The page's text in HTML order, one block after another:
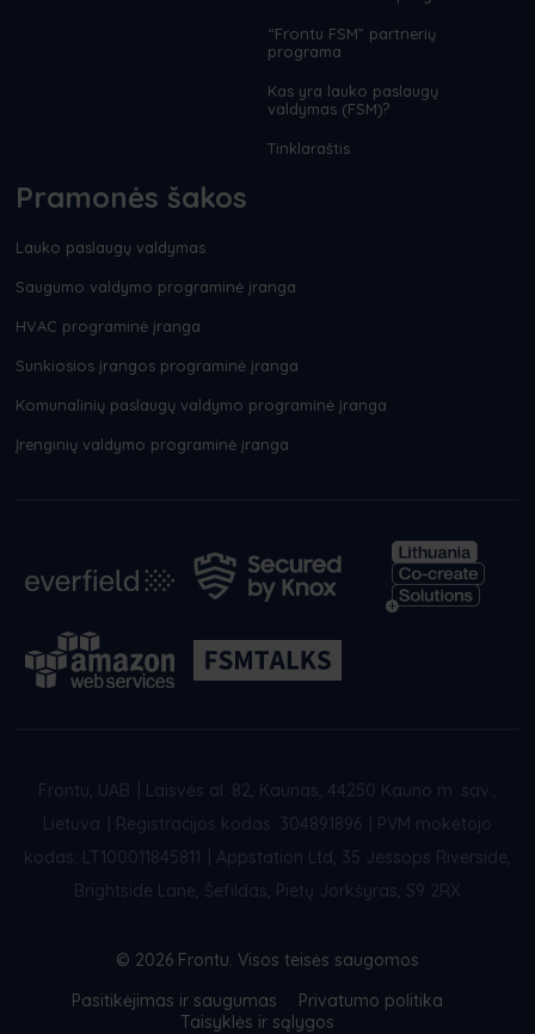
“Frontu FSM” partnerių
programa
Kas yra lauko paslaugų
valdymas (FSM)?
Tinklaraštis
Pramonės šakos
Lauko paslaugų valdymas
Saugumo valdymo programinė įranga
HVAC programinė įranga
Sunkiosios įrangos programinė įranga
Komunalinių paslaugų valdymo programinė įranga
Įrenginių valdymo programinė įranga
Frontu, UAB
Laisvės al. 82, Kaunas, 44250 Kauno m. sav.,
Lietuva
Registracijos kodas: 304891896
PVM mokėtojo
kodas: LT100011845811
Appstation Ltd, 35 Jessops Riverside,
Brightside Lane, Šefildas, Pietų Jorkšyras, S9 2RX
© 2026 Frontu. Visos teisės saugomos
Pasitikėjimas ir saugumas
Privatumo politika
Taisyklės ir sąlygos